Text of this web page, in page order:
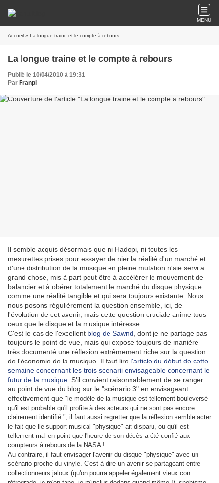
MENU
Accueil » La longue traine et le compte à rebours
La longue traine et le compte à rebours
Publié le 10/04/2010 à 19:31
Par Franpi
Il semble acquis désormais que ni Hadopi, ni toutes les
mesurettes prises pour essayer de nier la réalité d'un marché et
d'une distribution de la musique en pleine mutation n'aie servi à
grand chose, mis à part peut être à accélérer le mouvement de
balancier et à obérer totalement le marché du disque physique
comme une réalité tangible et qui sera toujours existante. Nous
nous posons régulièrement la question ensemble, ici, de
l'évolution de cet avenir, mais cette question cruciale anime tous
ceux que le disque et la musique intéresse.
C'est le cas de l'excellent blog de Sawnd , dont je ne partage pas
toujours le point de vue, mais qui expose toujours de manière
très documenté une réflexion extrêmement riche sur la question
de l'économie de la musique. Il faut lire l'article du début de cette
semaine concernant les trois scenarii envisageable concernant le
futur de la musique . S'il convient raisonnablement de se ranger
au point de vue du blog sur le "scénario 3" en envisageant
effectivement que " le modèle de la musique est tellement bouleversé
qu'il est probable qu'il profite à des acteurs qui ne sont pas encore
clairement identifié.", il faut aussi regretter que la réflexion semble acter
le fait que lle support musical "physique" ait disparu, ou qu'il est
tellement mal en point que l'heure de son décès a été confié aux
compteurs à rebours de la NASA !
Au contraire, il faut envisager l'avenir du disque "physique" avec un
scénario proche du vinyle. C'est à dire un avenir se partageant entre
collectionneurs jaloux (qu'on pourra appeler également vieux con